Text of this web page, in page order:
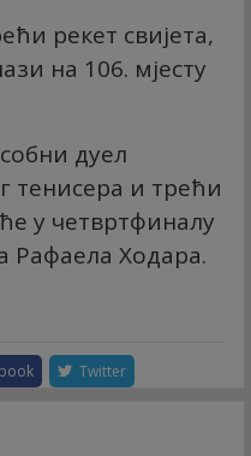
рекет свијета,
на 106. мјесту
дуел
тенисера и трећи
у четвртфиналу
Рафаела Ходара.
Twitter